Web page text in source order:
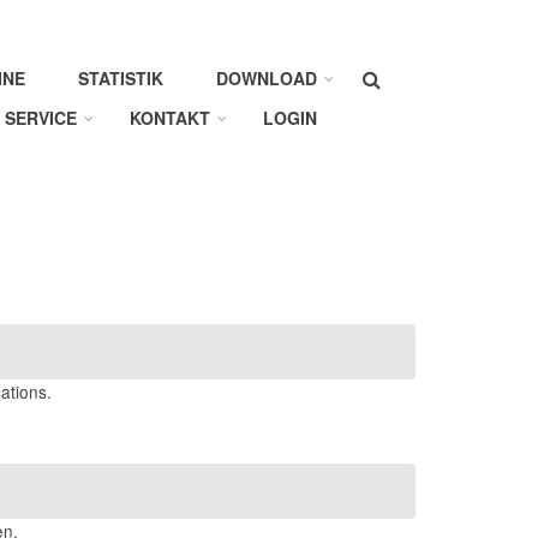
Suche
STATISTIK
DOWNLOAD
SERVICE
KONTAKT LOGIN